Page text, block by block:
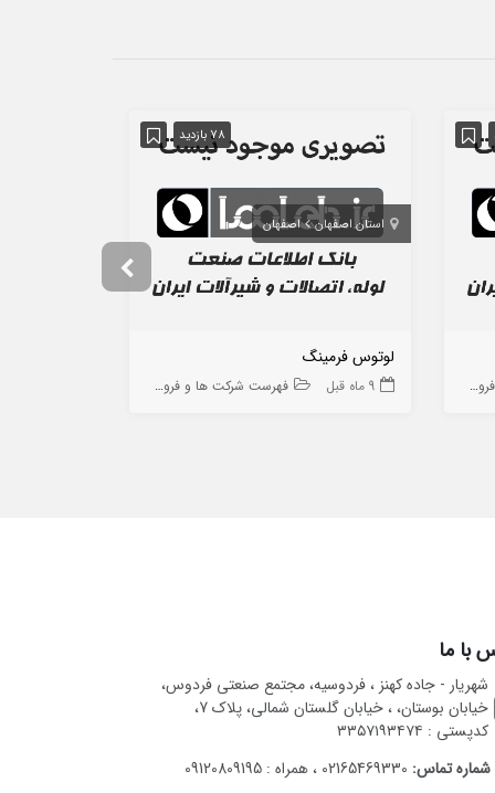
ها
78 بازدید
استان اصفهان اصفهان
لوتوس فرمینگ
9 ماه قبل فهرست شرکت ها و فروشگاه ها
با ما
شهریار - جاده کهنز ، فردوسیه، مجتمع صنعتی فردوس،
خیابان بوستان، ، خیابان گلستان شمالی، پلاک 7،
کدپستی : ۳۳۵۷۱۹۳۴۷۴
شماره تماس: 02165469330 ، همراه : 09120809195